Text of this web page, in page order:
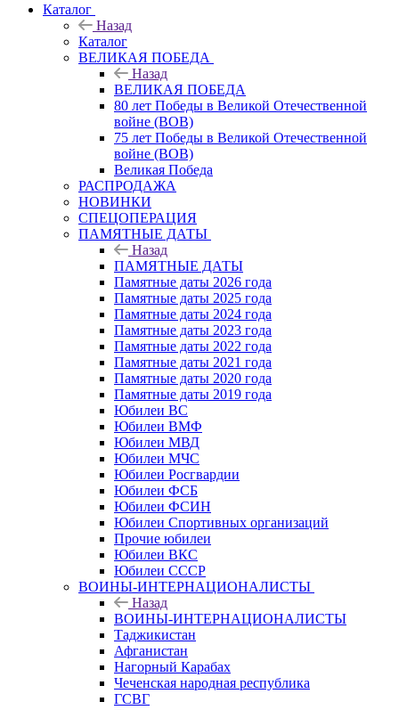
Каталог
Назад
Каталог
ВЕЛИКАЯ ПОБЕДА
Назад
ВЕЛИКАЯ ПОБЕДА
80 лет Победы в Великой Отечественной
войне (ВОВ)
75 лет Победы в Великой Отечественной
войне (ВОВ)
Великая Победа
РАСПРОДАЖА
НОВИНКИ
СПЕЦОПЕРАЦИЯ
ПАМЯТНЫЕ ДАТЫ
Назад
ПАМЯТНЫЕ ДАТЫ
Памятные даты 2026 года
Памятные даты 2025 года
Памятные даты 2024 года
Памятные даты 2023 года
Памятные даты 2022 года
Памятные даты 2021 года
Памятные даты 2020 года
Памятные даты 2019 года
Юбилеи ВС
Юбилеи ВМФ
Юбилеи МВД
Юбилеи МЧС
Юбилеи Росгвардии
Юбилеи ФСБ
Юбилеи ФСИН
Юбилеи Спортивных организаций
Прочие юбилеи
Юбилеи ВКС
Юбилеи СССР
ВОИНЫ-ИНТЕРНАЦИОНАЛИСТЫ
Назад
ВОИНЫ-ИНТЕРНАЦИОНАЛИСТЫ
Таджикистан
Афганистан
Нагорный Карабах
Чеченская народная республика
ГСВГ